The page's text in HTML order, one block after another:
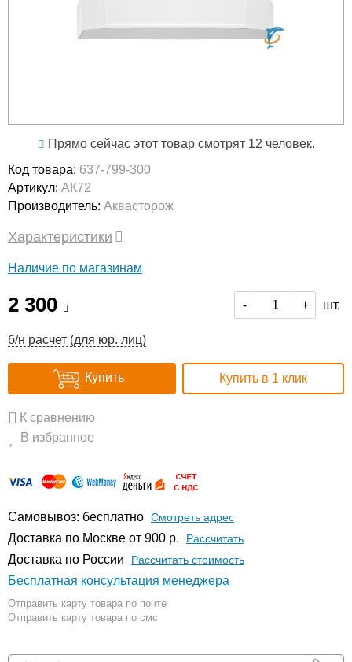
Прямо сейчас этот товар смотрят 12 человек.
Код товара: 637-799-300
Артикул: АК72
Производитель: Аквасторож
Характеристики
Наличие по магазинам
2 300 - + шт.
б/н расчет (для юр. лиц)
Купить Купить в 1 клик
К сравнению
В избранное
Самовывоз: бесплатно Смотреть адрес
Доставка по Москве от 900 р. Расcчитать
Доставка по России Рассчитать стоимость
Бесплатная консультация менеджера
Отправить карту товара по почте
Отправить карту товара по смс